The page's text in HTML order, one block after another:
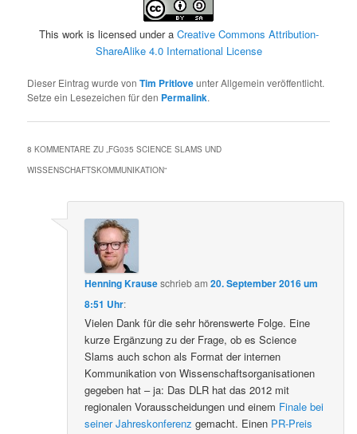
This work is licensed under a Creative Commons Attribution-
ShareAlike 4.0 International License
Dieser Eintrag wurde vonTim Pritloveunter Allgemein veröffentlicht.
Setze ein Lesezeichen für den Permalink.
8 KOMMENTARE ZU „FG035 SCIENCE SLAMS UND
WISSENSCHAFTSKOMMUNIKATION“
Henning Krauseschriebam20. September 2016 um
8:51 Uhr:
Vielen Dank für die sehr hörenswerte Folge. Eine
kurze Ergänzung zu der Frage, ob es Science
Slams auch schon als Format der internen
Kommunikation von Wissenschaftsorganisationen
gegeben hat – ja: Das DLR hat das 2012 mit
regionalen Vorausscheidungen und einem Finale bei
seiner Jahreskonferenz gemacht. Einen PR-Preis